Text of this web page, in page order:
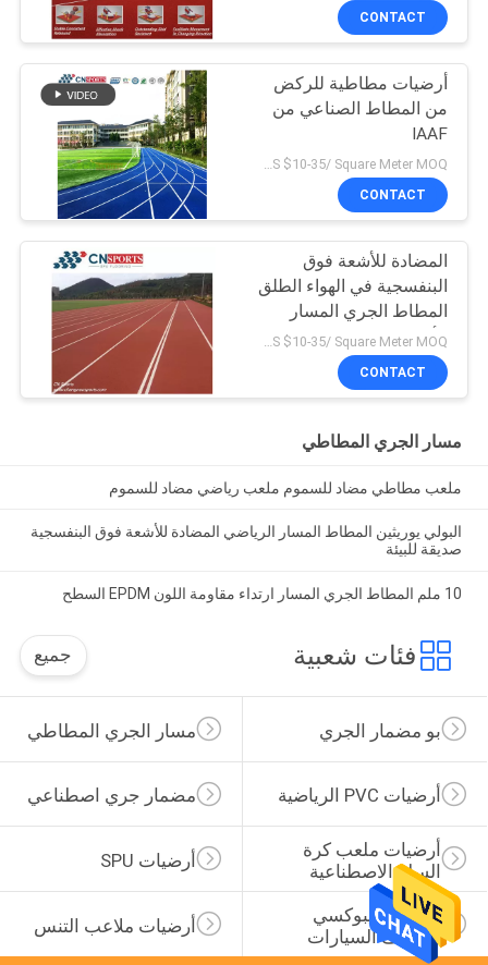
CONTACT
أرضيات مطاطية للركض
من المطاط الصناعي من
IAAF
US $10-35/ Square Meter MOQ:/
CONTACT
المضادة للأشعة فوق
البنفسجية في الهواء الطلق
المطاط الجري المسار
الأرضيات
CONTACT
مسار الجري المطاطي
ملعب مطاطي مضاد للسموم ملعب رياضي مضاد للسموم
البولي يوريثين المطاط المسار الرياضي المضادة للأشعة فوق البنفسجية
صديقة للبيئة
10 ملم المطاط الجري المسار ارتداء مقاومة اللون EPDM السطح
فئات شعبية جميع
مسار الجري المطاطي بو مضمار الجري
مضمار جري اصطناعي أرضيات PVC الرياضية
أرضيات SPU
أرضيات ملعب كرة
السلة الاصطناعية
أرضيات ملاعب التنس
أرضيات إيبوكسي
لمواقف السيارات